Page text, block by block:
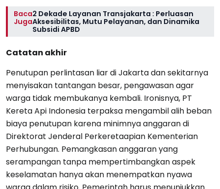
Baca
Juga
2 Dekade Layanan Transjakarta : Perluasan
Aksesibilitas, Mutu Pelayanan, dan Dinamika
Subsidi APBD
Catatan akhir
Penutupan perlintasan liar di Jakarta dan sekitarnya
menyisakan tantangan besar, pengawasan agar
warga tidak membukanya kembali. Ironisnya, PT
Kereta Api Indonesia terpaksa mengambil alih beban
biaya penutupan karena minimnya anggaran di
Direktorat Jenderal Perkeretaapian Kementerian
Perhubungan. Pemangkasan anggaran yang
serampangan tanpa mempertimbangkan aspek
keselamatan hanya akan menempatkan nyawa